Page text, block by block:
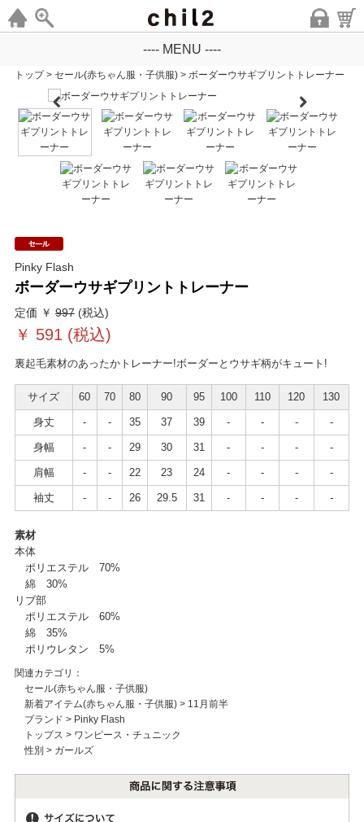
---- MENU ----
トップ > セール(赤ちゃん服・子供服) > ボーダーウサギプリントトレーナー
Pinky Flash
ボーダーウサギプリントトレーナー
定価 ￥ 997(税込)
￥ 591 (税込)
裏起毛素材のあったかトレーナー!ボーダーとウサギ柄がキュート!
サイズ 60 70 80 90 95 100 110 120 130
身丈 - - 35 37 39 - - - -
身幅 - - 29 30 31 - - - -
肩幅 - - 22 23 24 - - - -
袖丈 - - 26 29.5 31 - - - -
素材
本体
ポリエステル 70%
綿 30%
リブ部
ポリエステル 60%
綿 35%
ポリウレタン 5%
関連カテゴリ：
セール(赤ちゃん服・子供服)
新着アイテム(赤ちゃん服・子供服)> 11月前半
ブランド > Pinky Flash
トップス > ワンピース・チュニック
性別 > ガールズ